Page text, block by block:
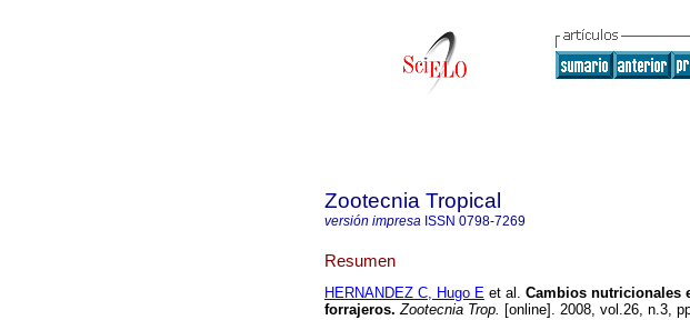
Zootecnia Tropical
versión impresa ISSN 0798-7269
Resumen
HERNANDEZ C, Hugo E et al. Cambios nutricionales
forrajeros. Zootecnia Trop. [online]. 2008, vol.26, n.3,